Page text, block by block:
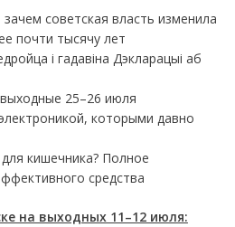
советская власть изменила
почти тысячу лет
і гадавіна Дэкларацыі аб
25–26 июля
которыми давно
кишечника? Полное
средства
на выходных 11–12 июля: